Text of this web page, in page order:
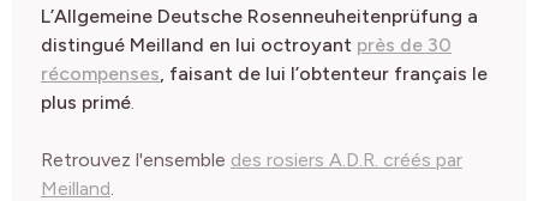
L’Allgemeine Deutsche Rosenneuheitenprüfung a
distingué Meilland en lui octroyant près de 30
récompenses, faisant de lui l’obtenteur français le
plus primé.
Retrouvez l'ensemble des rosiers A.D.R. créés par
Meilland.